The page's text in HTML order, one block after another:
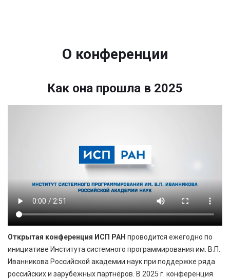
О конференции
Как она прошла в 2025
Открытая конференция ИСП РАН проводится ежегодно по
инициативе Института системного программирования им. В.П.
Иванникова Российской академии наук при поддержке ряда
российских и зарубежных партнёров. В 2025 г. конференция